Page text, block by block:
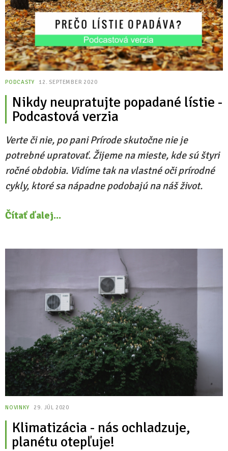
PODCASTY 12. SEPTEMBER 2020
Nikdy neupratujte popadané lístie -
Podcastová verzia
Verte či nie, po pani Prírode skutočne nie je
potrebné upratovať. Žijeme na mieste, kde sú štyri
ročné obdobia. Vidíme tak na vlastné oči prírodné
cykly, ktoré sa nápadne podobajú na náš život.
Čítať ďalej...
NOVINKY 29. JÚL 2020
Klimatizácia - nás ochladzuje,
planétu otepľuje!